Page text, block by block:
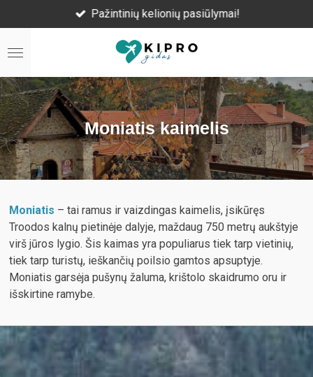
to
main
Ekskursijos
Moniatis kaimelis
Moniatis – tai ramus ir vaizdingas kaimelis, įsikūręs
Troodos kalnų pietinėje dalyje, maždaug 750 metrų aukštyje
virš jūros lygio. Šis kaimas yra populiarus tiek tarp vietinių,
tiek tarp turistų, ieškančių poilsio gamtos apsuptyje.
Moniatis garsėja pušynų žaluma, krištolo skaidrumo oru ir
išskirtine ramybe.